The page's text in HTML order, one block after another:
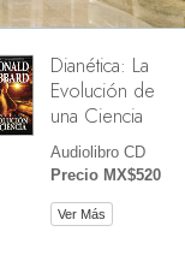
Dianética: La
Evolución de
una Ciencia
Audiolibro CD
Precio MX$520
Ver Más